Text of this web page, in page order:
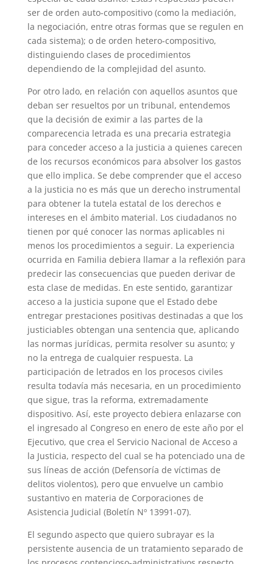
ser de orden auto-compositivo (como la mediación,
la negociación, entre otras formas que se regulen en
cada sistema); o de orden hetero-compositivo,
distinguiendo clases de procedimientos
dependiendo de la complejidad del asunto.
Por otro lado, en relación con aquellos asuntos que
deban ser resueltos por un tribunal, entendemos
que la decisión de eximir a las partes de la
comparecencia letrada es una precaria estrategia
para conceder acceso a la justicia a quienes carecen
de los recursos económicos para absolver los gastos
que ello implica. Se debe comprender que el acceso
a la justicia no es más que un derecho instrumental
para obtener la tutela estatal de los derechos e
intereses en el ámbito material. Los ciudadanos no
tienen por qué conocer las normas aplicables ni
menos los procedimientos a seguir. La experiencia
ocurrida en Familia debiera llamar a la reflexión para
predecir las consecuencias que pueden derivar de
esta clase de medidas. En este sentido, garantizar
acceso a la justicia supone que el Estado debe
entregar prestaciones positivas destinadas a que los
justiciables obtengan una sentencia que, aplicando
las normas jurídicas, permita resolver su asunto; y
no la entrega de cualquier respuesta. La
participación de letrados en los procesos civiles
resulta todavía más necesaria, en un procedimiento
que sigue, tras la reforma, extremadamente
dispositivo. Así, este proyecto debiera enlazarse con
el ingresado al Congreso en enero de este año por el
Ejecutivo, que crea el Servicio Nacional de Acceso a
la Justicia, respecto del cual se ha potenciado una de
sus líneas de acción (Defensoría de víctimas de
delitos violentos), pero que envuelve un cambio
sustantivo en materia de Corporaciones de
Asistencia Judicial (Boletín Nº 13991-07).
El segundo aspecto que quiero subrayar es la
persistente ausencia de un tratamiento separado de